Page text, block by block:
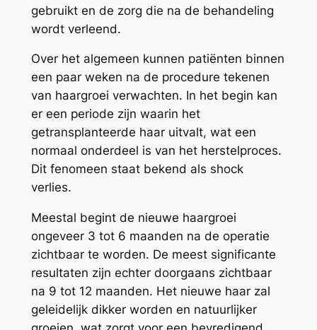
gebruikt en de zorg die na de behandeling
wordt verleend.
Over het algemeen kunnen patiënten binnen
een paar weken na de procedure tekenen
van haargroei verwachten. In het begin kan
er een periode zijn waarin het
getransplanteerde haar uitvalt, wat een
normaal onderdeel is van het herstelproces.
Dit fenomeen staat bekend als shock
verlies.
Meestal begint de nieuwe haargroei
ongeveer 3 tot 6 maanden na de operatie
zichtbaar te worden. De meest significante
resultaten zijn echter doorgaans zichtbaar
na 9 tot 12 maanden. Het nieuwe haar zal
geleidelijk dikker worden en natuurlijker